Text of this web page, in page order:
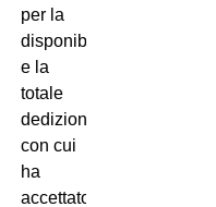
per la
disponibilità
e la
totale
dedizione
con cui
ha
accettato